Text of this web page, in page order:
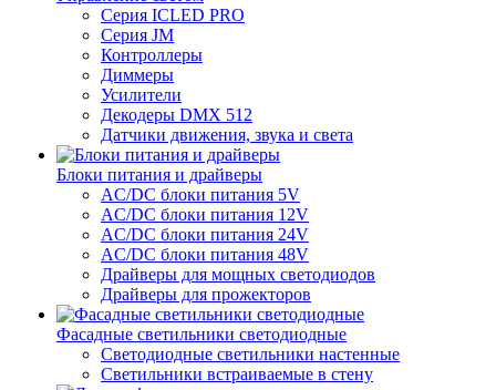
Серия ICLED PRO
Серия JM
Контроллеры
Диммеры
Усилители
Декодеры DMX 512
Датчики движения, звука и света
Блоки питания и драйверы
AC/DC блоки питания 5V
AC/DC блоки питания 12V
AC/DC блоки питания 24V
AC/DC блоки питания 48V
Драйверы для мощных светодиодов
Драйверы для прожекторов
Фасадные светильники светодиодные
Светодиодные светильники настенные
Светильники встраиваемые в стену